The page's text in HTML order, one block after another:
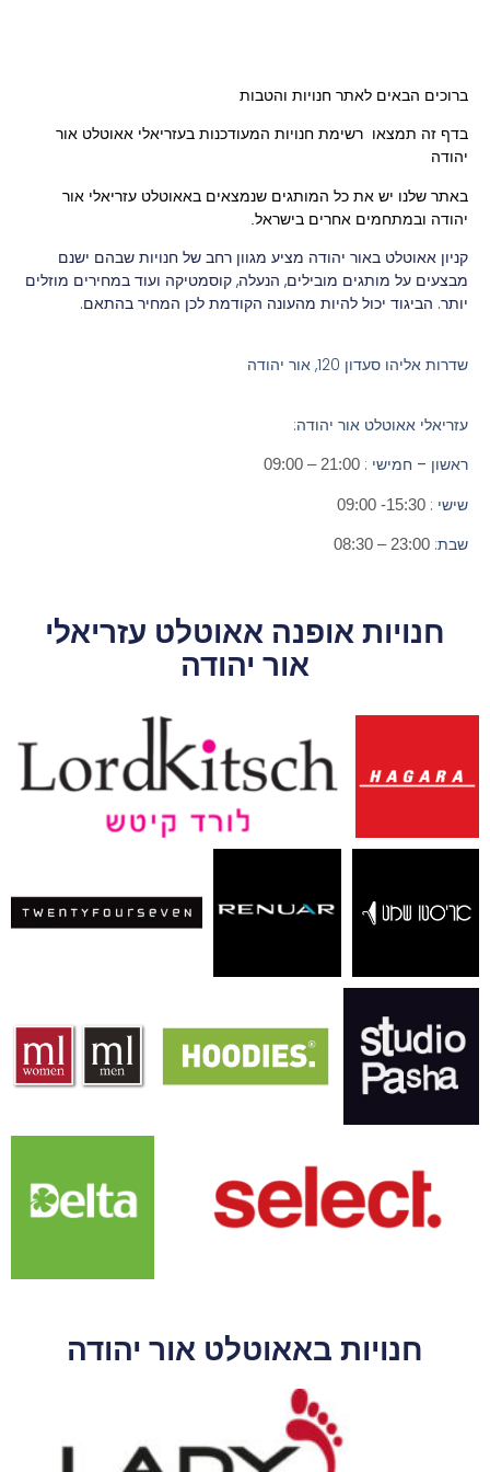
ברוכים הבאים לאתר חנויות והטבות
בדף זה תמצאו רשימת חנויות המעודכנות בעזריאלי אאוטלט אור
יהודה
באתר שלנו יש את כל המותגים שנמצאים באאוטלט עזריאלי אור
יהודה ובמתחמים אחרים בישראל.
קניון אאוטלט באור יהודה מציע מגוון רחב של חנויות שבהם ישנם
מבצעים על מותגים מובילים, הנעלה, קוסמטיקה ועוד במחירים מוזלים
יותר. הביגוד יכול להיות מהעונה הקודמת לכן המחיר בהתאם.
שדרות אליהו סעדון 120, אור יהודה
עזריאלי אאוטלט אור יהודה:
ראשון – חמישי :
21:00 – 09:00
שישי :
15:30- 09:00
שבת:
23:00 – 08:30
חנויות אופנה אאוטלט עזריאלי
אור יהודה
חנויות באאוטלט אור יהודה